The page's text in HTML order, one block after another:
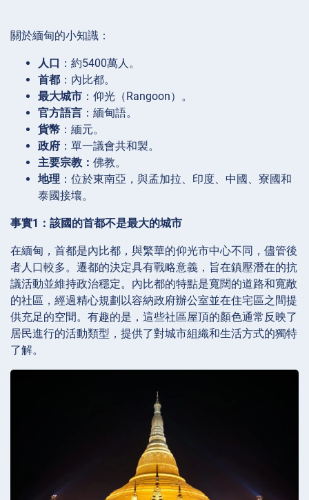
關於緬甸的小知識：
人口 ：約5400萬人。
首都 ：內比都。
最大城市 ：仰光（Rangoon）。
官方語言 ：緬甸語。
貨幣 ：緬元。
政府 ：單一議會共和製。
主要宗教： 佛教。
地理 ：位於東南亞，與孟加拉、印度、中國、寮國和
泰國接壤。
事實1：該國的首都不是最大的城市
在緬甸，首都是內比都，與繁華的仰光市中心不同，儘管後
者人口較多。遷都的決定具有戰略意義，旨在鎮壓潛在的抗
議活動並維持政治穩定。內比都的特點是寬闊的道路和寬敞
的社區，經過精心規劃以容納政府辦公室並在住宅區之間提
供充足的空間。有趣的是，這些社區屋頂的顏色通常反映了
居民進行的活動類型，提供了對城市組織和生活方式的獨特
了解。